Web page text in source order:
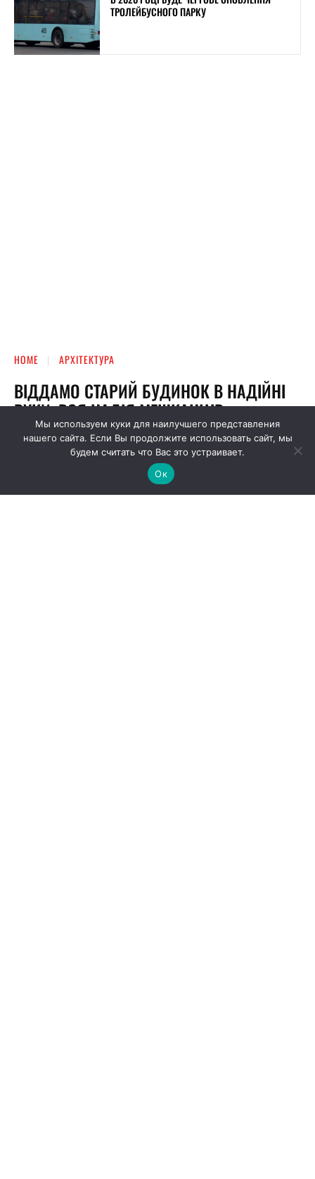
ТРОЛЕЙБУСНОГО ПАРКУ
Мы используем куки для наилучшего представления
нашего сайта. Если Вы продолжите использовать сайт, мы
будем считать что Вас это устраивает.
Ок